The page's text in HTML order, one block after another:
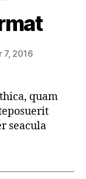
7, 2016
quam
seacula